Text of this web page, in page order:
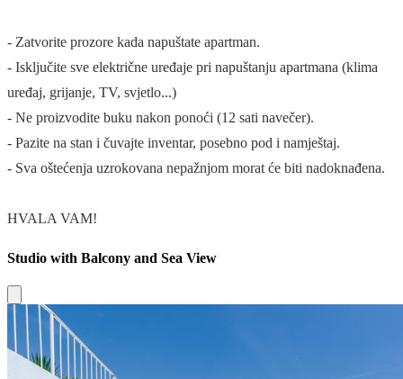
- Zatvorite prozore kada napuštate apartman.
- Isključite sve električne uređaje pri napuštanju apartmana (klima
uređaj, grijanje, TV, svjetlo...)
- Ne proizvodite buku nakon ponoći (12 sati navečer).
- Pazite na stan i čuvajte inventar, posebno pod i namještaj.
- Sva oštećenja uzrokovana nepažnjom morat će biti nadoknađena.
HVALA VAM!
Studio with Balcony and Sea View
Close modal